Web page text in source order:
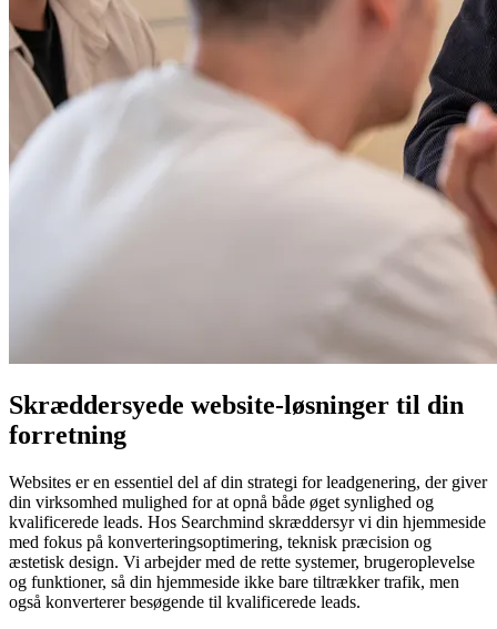
Skræddersyede website-løsninger til din
forretning
Websites er en essentiel del af din strategi for leadgenering, der giver
din virksomhed mulighed for at opnå både øget synlighed og
kvalificerede leads. Hos Searchmind skræddersyr vi din hjemmeside
med fokus på konverteringsoptimering, teknisk præcision og
æstetisk design. Vi arbejder med de rette systemer, brugeroplevelse
og funktioner, så din hjemmeside ikke bare tiltrækker trafik, men
også konverterer besøgende til kvalificerede leads.